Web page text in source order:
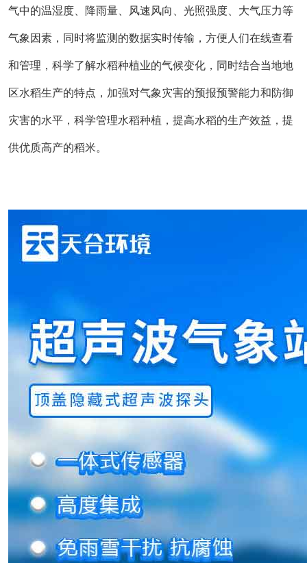
气中的温湿度、降雨量、风速风向、光照强度、大气压力等
气象因素，同时将监测的数据实时传输，方便人们在线查看
和管理，科学了解水稻种植业的气候变化，同时结合当地地
区水稻生产的特点，加强对气象灾害的预报预警能力和防御
灾害的水平，科学管理水稻种植，提高水稻的生产效益，提
供优质高产的稻米。